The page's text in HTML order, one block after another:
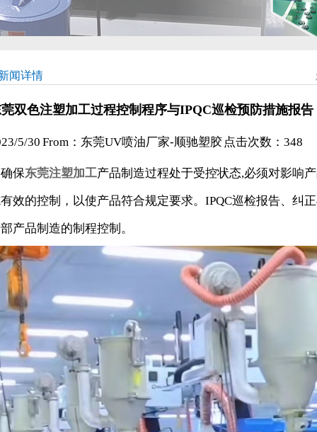
闻详情
双色注塑加工过程控制程序与IPQC巡检预防措施报告
5/30 From：东莞UV喷油厂家-顺驰塑胶 点击次数： 348
保东莞注塑加工产品制造过程处于受控状态,必须对影响
效的控制，以使产品符合规定要求。IPQC巡检报告、纠
产品制造的制程控制。